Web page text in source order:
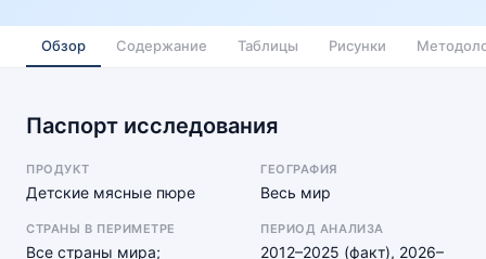
Обзор Содержание Таблицы Рисунки
Паспорт исследования
ПРОДУКТ
Детские мясные пюре
ГЕОГРАФИЯ
Весь мир
СТРАНЫ В ПЕРИМЕТРЕ
Все страны мира;
ПЕРИОД АНАЛИЗА
2012–2025 (факт), 2026–